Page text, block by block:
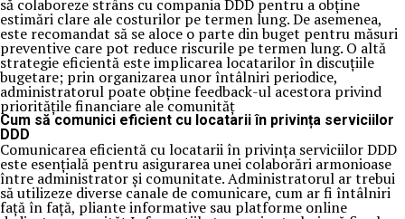
să colaboreze strâns cu compania DDD pentru a obține
estimări clare ale costurilor pe termen lung. De asemenea,
este recomandat să se aloce o parte din buget pentru măsuri
preventive care pot reduce riscurile pe termen lung. O altă
strategie eficientă este implicarea locatarilor în discuțiile
bugetare; prin organizarea unor întâlniri periodice,
administratorul poate obține feedback-ul acestora privind
prioritățile financiare ale comunităț
Cum să comunici eficient cu locatarii în privința serviciilor
DDD
Comunicarea eficientă cu locatarii în privința serviciilor DDD
este esențială pentru asigurarea unei colaborări armonioase
între administrator și comunitate. Administratorul ar trebui
să utilizeze diverse canale de comunicare, cum ar fi întâlniri
față în față, pliante informative sau platforme online